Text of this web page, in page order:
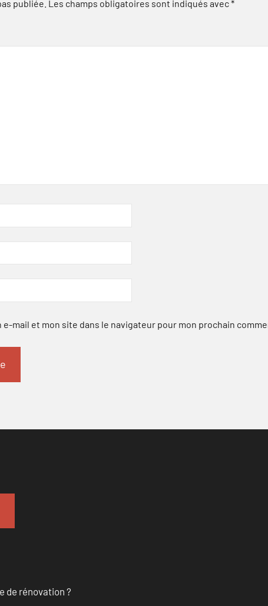
publiée. Les champs obligatoires sont indiqués avec*
mail et mon site dans le navigateur pour mon prochain
de rénovation ?